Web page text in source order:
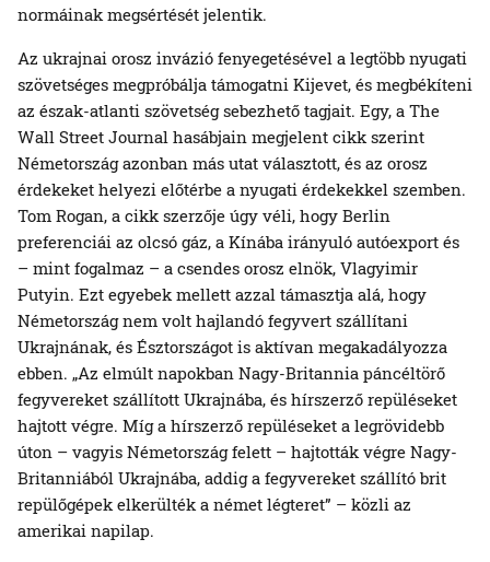
normáinak megsértését jelentik.
Az ukrajnai orosz invázió fenyegetésével a legtöbb nyugati
szövetséges megpróbálja támogatni Kijevet, és megbékíteni
az észak-atlanti szövetség sebezhető tagjait. Egy, a The
Wall Street Journal hasábjain megjelent cikk szerint
Németország azonban más utat választott, és az orosz
érdekeket helyezi előtérbe a nyugati érdekekkel szemben.
Tom Rogan, a cikk szerzője úgy véli, hogy Berlin
preferenciái az olcsó gáz, a Kínába irányuló autóexport és
– mint fogalmaz – a csendes orosz elnök, Vlagyimir
Putyin. Ezt egyebek mellett azzal támasztja alá, hogy
Németország nem volt hajlandó fegyvert szállítani
Ukrajnának, és Észtországot is aktívan megakadályozza
ebben. „Az elmúlt napokban Nagy-Britannia páncéltörő
fegyvereket szállított Ukrajnába, és hírszerző repüléseket
hajtott végre. Míg a hírszerző repüléseket a legrövidebb
úton – vagyis Németország felett – hajtották végre Nagy-
Britanniából Ukrajnába, addig a fegyvereket szállító brit
repülőgépek elkerülték a német légteret” – közli az
amerikai napilap.